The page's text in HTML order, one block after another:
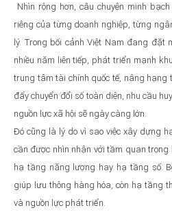
Nhìn rộng hơn, câu chuyện minh
riêng của từng doanh nghiệp, từng
lý. Trong bối cảnh Việt Nam đang đặt
nhiều năm liên tiếp, phát triển mạnh
trung tâm tài chính quốc tế, nâng
đẩy chuyển đổi số toàn diện, nhu cầu
nguồn lực xã hội sẽ ngày càng lớn.
Đó cũng là lý do vì sao việc xây dựng
cần được nhìn nhận với tầm quan trọng
hạ tầng năng lượng hay hạ tầng số.
giúp lưu thông hàng hóa, còn hạ tầng
và nguồn lực phát triển.